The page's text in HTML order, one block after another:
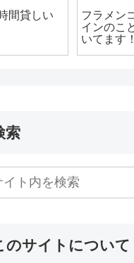
スス・エ
クラス
11/22(日)
賀
索
のサイトについて